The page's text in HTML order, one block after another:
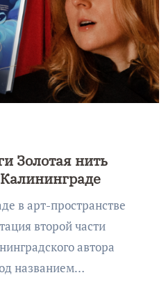
Золотая нить
второй части
автора
названием…